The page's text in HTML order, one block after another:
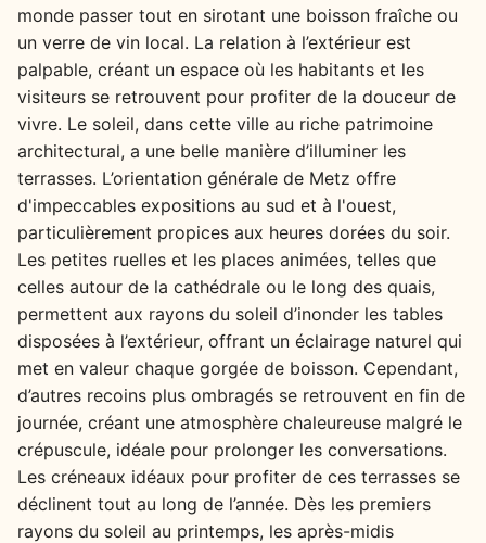
monde passer tout en sirotant une boisson fraîche ou
un verre de vin local. La relation à l’extérieur est
palpable, créant un espace où les habitants et les
visiteurs se retrouvent pour profiter de la douceur de
vivre. Le soleil, dans cette ville au riche patrimoine
architectural, a une belle manière d’illuminer les
terrasses. L’orientation générale de Metz offre
d'impeccables expositions au sud et à l'ouest,
particulièrement propices aux heures dorées du soir.
Les petites ruelles et les places animées, telles que
celles autour de la cathédrale ou le long des quais,
permettent aux rayons du soleil d’inonder les tables
disposées à l’extérieur, offrant un éclairage naturel qui
met en valeur chaque gorgée de boisson. Cependant,
d’autres recoins plus ombragés se retrouvent en fin de
journée, créant une atmosphère chaleureuse malgré le
crépuscule, idéale pour prolonger les conversations.
Les créneaux idéaux pour profiter de ces terrasses se
déclinent tout au long de l’année. Dès les premiers
rayons du soleil au printemps, les après-midis